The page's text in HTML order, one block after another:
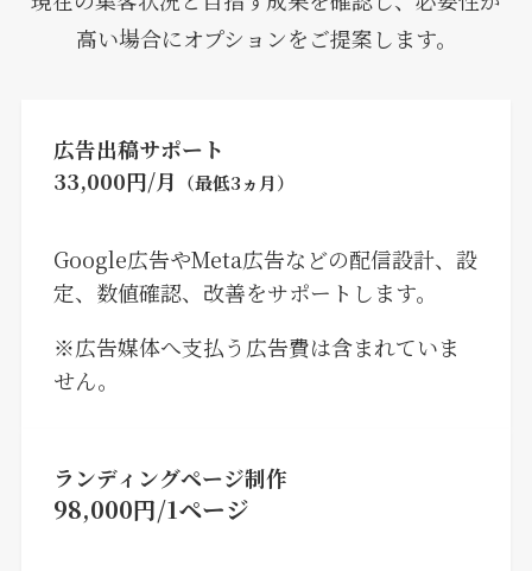
高い場合にオプションをご提案します。
広告出稿サポート
33,000円/月 （最低3ヵ月）
Google広告やMeta広告などの配信設計、設
定、数値確認、改善をサポートします。
※広告媒体へ支払う広告費は含まれていま
せん。
ランディングページ制作
98,000円/1ページ